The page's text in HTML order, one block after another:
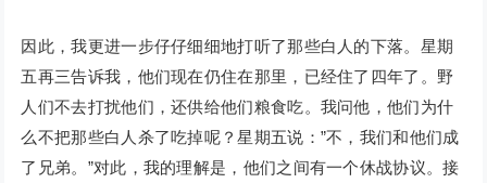
因此，我更进一步仔仔细细地打听了那些白人的下落。星期
五再三告诉我，他们现在仍住在那里，已经住了四年了。野
人们不去打扰他们，还供给他们粮食吃。我问他，他们为什
么不把那些白人杀了吃掉呢？星期五说：”不，我们和他们成
了兄弟。”对此，我的理解是，他们之间有一个休战协议。接